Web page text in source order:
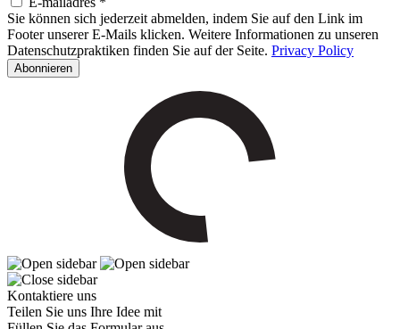
Sie können sich jederzeit abmelden, indem Sie auf den Link im
Footer unserer E-Mails klicken. Weitere Informationen zu unseren
Datenschutzpraktiken finden Sie auf der Seite. Privacy Policy
Kontaktiere uns
Teilen Sie uns Ihre Idee mit